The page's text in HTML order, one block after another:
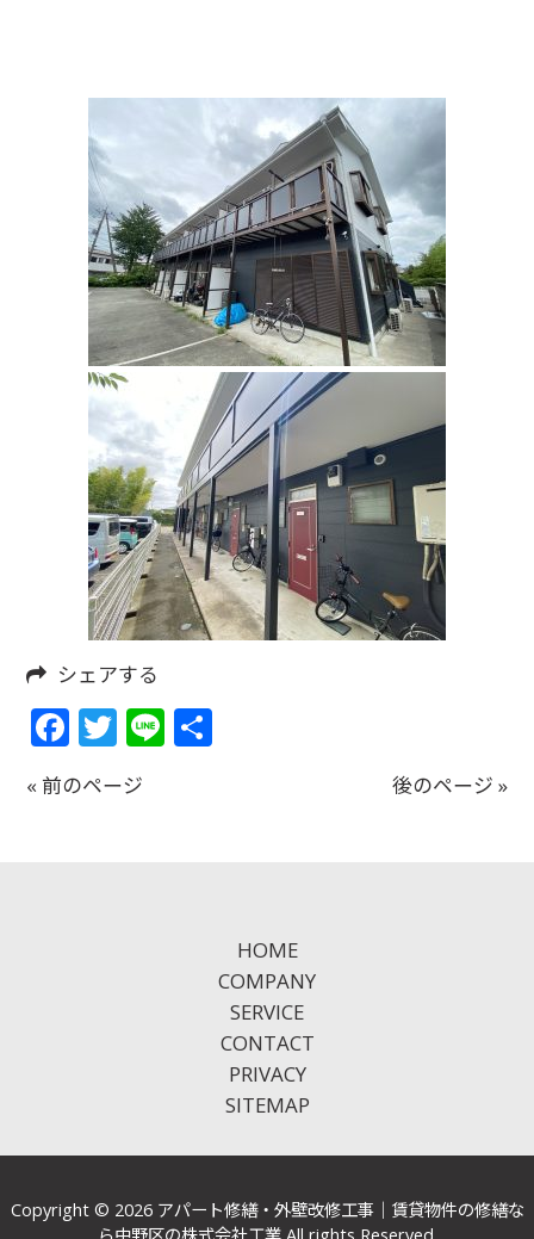
シェアする
Facebook
Twitter
Line
« 前のページ 後のページ »
HOME
COMPANY
SERVICE
CONTACT
PRIVACY
SITEMAP
Copyright © 2026 アパート修繕・外壁改修工事｜賃貸物件の修繕な